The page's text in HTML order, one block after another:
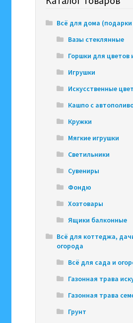
Всё для дома
Вазы стеклянные
Горшки для цветов
Игрушки
Искусственные
Кашпо с
Кружки
Мягкие игрушки
Светильники
Сувениры
Фондю
Хозтовары
Ящики балконные
Всё для коттеджа,
огорода
Всё для сада и
Газонная трава
Газонная трава
Грунт